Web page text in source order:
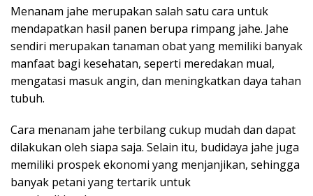
Menanam jahe merupakan salah satu cara untuk
mendapatkan hasil panen berupa rimpang jahe. Jahe
sendiri merupakan tanaman obat yang memiliki banyak
manfaat bagi kesehatan, seperti meredakan mual,
mengatasi masuk angin, dan meningkatkan daya tahan
tubuh.
Cara menanam jahe terbilang cukup mudah dan dapat
dilakukan oleh siapa saja. Selain itu, budidaya jahe juga
memiliki prospek ekonomi yang menjanjikan, sehingga
banyak petani yang tertarik untuk